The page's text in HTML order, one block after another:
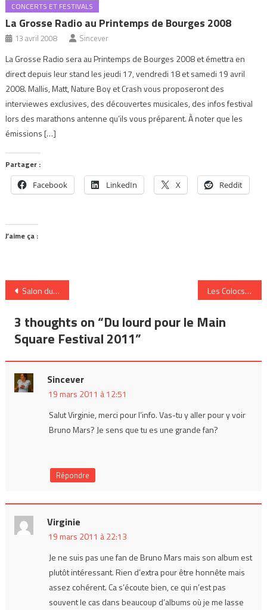
CONCERTS ET FESTIVALS
La Grosse Radio au Printemps de Bourges 2008
13 avril 2008 Sincever
La Grosse Radio sera au Printemps de Bourges 2008 et émettra en
direct depuis leur stand les jeudi 17, vendredi 18 et samedi 19 avril
2008. Mallis, Matt, Nature Boy et Crash vous proposeront des
interviewes exclusives, des découvertes musicales, des infos festival
lors des marathons antenne qu’ils vous préparent. À noter que les
émissions […]
Partager :
Facebook LinkedIn X Reddit
J’aime ça :
Navigation
de
l’article
Salon du disque et des arts underground Les Colocs – Dédé à travers les brumes (DVD – 2009)
3 thoughts on “Du lourd pour le Main
Square Festival 2011”
Sincever
19 mars 2011 à 12:51
Salut Virginie, merci pour l’info. Vas-tu y aller pour y voir
Bruno Mars? Je sens que tu es une grande fan?
Répondre
Virginie
19 mars 2011 à 22:13
Je ne suis pas une fan de Bruno Mars mais son album est
plutôt intéressant. Rien d’extra pour être honnête mais
assez cohérent. Ca s’écoute bien, ce qui n’est pas
souvent le cas dans beaucoup d’albums où je me lasse